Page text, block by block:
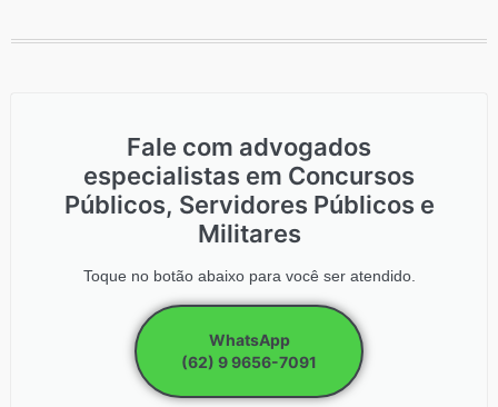
Fale com advogados
especialistas em Concursos
Públicos, Servidores Públicos e
Militares
Toque no botão abaixo para você ser atendido.
WhatsApp
(62) 9 9656-7091